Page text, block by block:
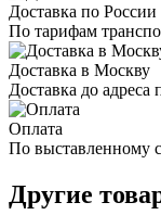
Доставка по России
По тарифам
Доставка в Москву
Доставка до адреса
Оплата
По выставленному
Другие